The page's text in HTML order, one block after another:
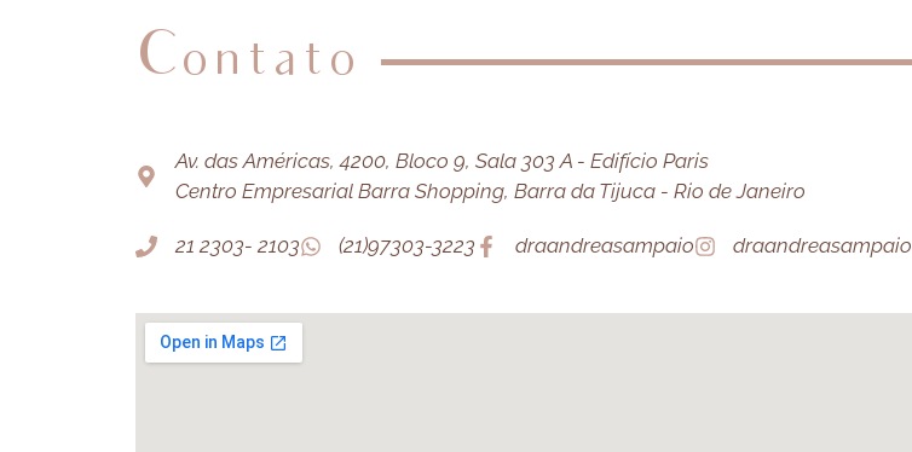
Contato
Av. das Américas, 4200, Bloco 9, Sala 303 A - Edifício Paris
Centro Empresarial Barra Shopping, Barra da Tijuca - Rio de Janeiro
21 2303- 2103 (21)97303-3223 draandreasampaio draandreasampaio